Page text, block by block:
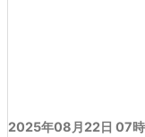
2025年08月22日 07